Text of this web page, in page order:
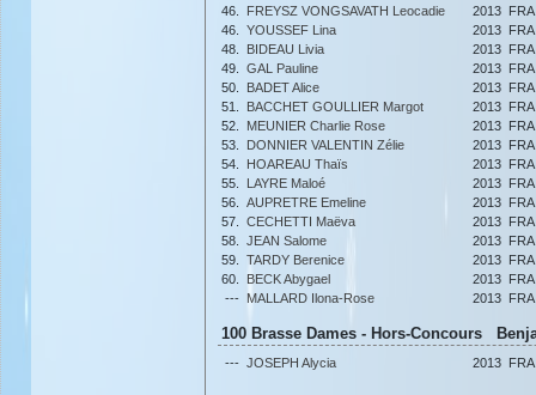
46.
FREYSZ VONGSAVATH Leocadie 2013 FRA
46.
YOUSSEF Lina 2013 FRA
48.
BIDEAU Livia 2013 FRA
49.
GAL Pauline 2013 FRA
50.
BADET Alice 2013 FRA
51.
BACCHET GOULLIER Margot 2013 FRA
52.
MEUNIER Charlie Rose 2013 FRA
53.
DONNIER VALENTIN Zélie 2013 FRA
54.
HOAREAU Thaïs 2013 FRA
55.
LAYRE Maloé 2013 FRA
56.
AUPRETRE Emeline 2013 FRA
57.
CECHETTI Maëva 2013 FRA
58.
JEAN Salome 2013 FRA
59.
TARDY Berenice 2013 FRA
60.
BECK Abygael 2013 FRA
--- MALLARD Ilona-Rose 2013 FRA
100 Brasse Dames - Hors-Concours
--- JOSEPH Alycia 2013 FRA